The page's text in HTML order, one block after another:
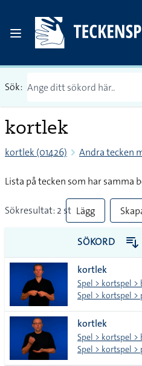
Sök:
kortlek
kortlek (01426) Andra tecken
Lista på tecken som har samma
Sökresultat: 2 st Lägg
till
alla i
lista
PDF
SÖKORD
kortlek
Spel > kortspel >
Spel > kortspel >
kortlek
Spel > kortspel >
Spel > kortspel >